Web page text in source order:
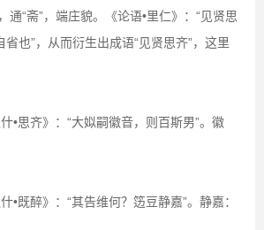
通“斋”，端庄貌。《论语•里仁》：“见贤思
也”，从而衍生出成语“见贤思齐”，这里
•思齐》：“大姒嗣徽音，则百斯男”。徽
•既醉》：“其告维何？笾豆静嘉”。静嘉：